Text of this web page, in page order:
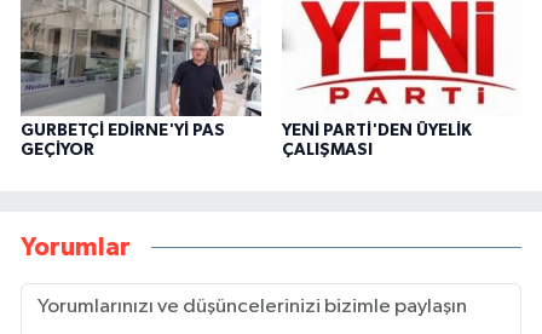
GURBETÇİ EDİRNE'Yİ PAS
GEÇİYOR
YENİ PARTİ'DEN ÜYELİK
ÇALIŞMASI
Yorumlar